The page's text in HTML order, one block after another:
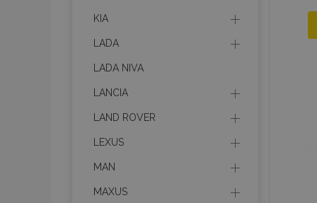
KIA
LADA
LADA NIVA
LANCIA
LAND ROVER
LEXUS
MAN
MAXUS
mage-